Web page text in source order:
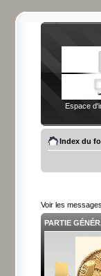
Espace
Index du
Voir les
PARTIE